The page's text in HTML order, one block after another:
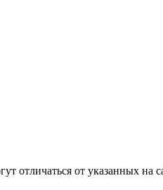
отличаться от указанных на